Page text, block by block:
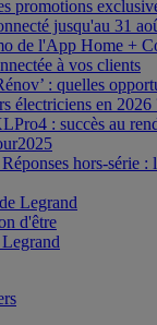
promotions
jusqu'au 31
de l'App Home +
à vos clients
: quelles
électriciens en 2026
: succès au
hors-série
Legrand
d'être